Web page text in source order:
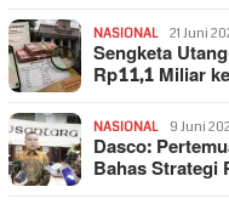
NASIONAL 21 Juni
Sengketa
Rp11,1 Miliar
NASIONAL 9 Juni
Dasco:
Bahas Strategi